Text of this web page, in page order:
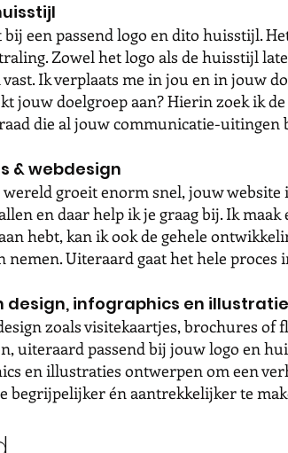
een passend logo en dito huisstijl.
Zowel het logo als de huisstijl
Ik verplaats me in jou en in jouw
jouw doelgroep aan? Hierin zoek ik
die al jouw communicatie-uitingen
& webdesign
groeit enorm snel, jouw website
en daar help ik je graag bij. Ik
hebt, kan ik ook de gehele
nemen. Uiteraard gaat het hele proces
design, infographics en
zoals visitekaartjes, brochures of
uiteraard passend bij jouw logo en
en illustraties ontwerpen om een
begrijpelijker én aantrekkelijker te